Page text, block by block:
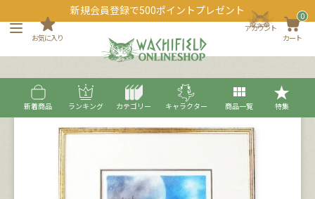
新規会員登録で500ポイントプレゼント
お気に入り
アカウント
カート
0
新着商品 ランキング カテゴリー キャラクター 商品一覧 特集